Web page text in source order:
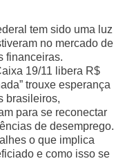
tem sido uma luz
no mercado de
financeiras.
19/11 libera R$
trouxe esperança
brasileiros,
para se reconectar
de desemprego.
o que implica
e como isso se